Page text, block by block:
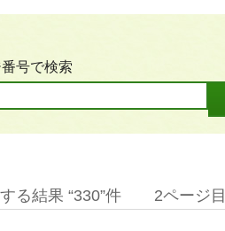
号で検索
る結果 “330”件 2ページ目